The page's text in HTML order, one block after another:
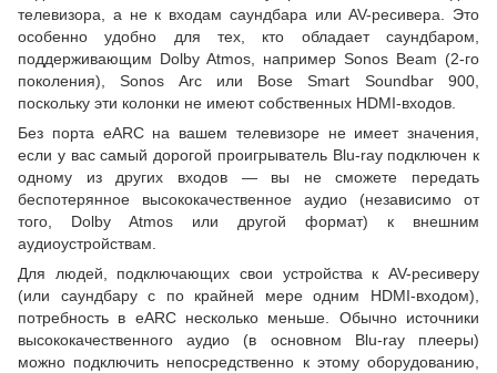
телевизора, а не к входам саундбара или AV-ресивера. Это
особенно удобно для тех, кто обладает саундбаром,
поддерживающим Dolby Atmos, например Sonos Beam (2-го
поколения), Sonos Arc или Bose Smart Soundbar 900,
поскольку эти колонки не имеют собственных HDMI-входов.
Без порта eARC на вашем телевизоре не имеет значения,
если у вас самый дорогой проигрыватель Blu-ray подключен к
одному из других входов — вы не сможете передать
беспотерянное высококачественное аудио (независимо от
того, Dolby Atmos или другой формат) к внешним
аудиоустройствам.
Для людей, подключающих свои устройства к AV-ресиверу
(или саундбару с по крайней мере одним HDMI-входом),
потребность в eARC несколько меньше. Обычно источники
высококачественного аудио (в основном Blu-ray плееры)
можно подключить непосредственно к этому оборудованию,